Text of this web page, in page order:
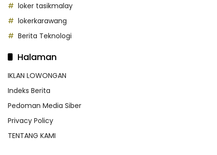
loker tasikmalay
lokerkarawang
Berita Teknologi
Halaman
IKLAN LOWONGAN
Indeks Berita
Pedoman Media Siber
Privacy Policy
TENTANG KAMI